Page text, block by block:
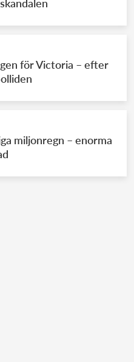
för Victoria – efter
miljonregn – enorma